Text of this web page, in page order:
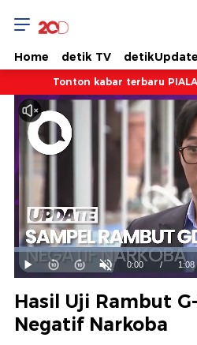
Home detik TV detikUpdate
Tonton kabar terbaru
Mainkan
Suara
Hidup
Waktu
0:00 / 1:08
Dimuat:
87.85%
Hasil Uji Rambut
Negatif Narkoba